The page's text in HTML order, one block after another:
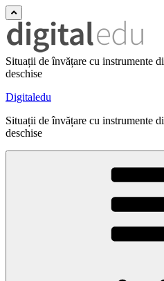
Situații de învățare cu instrumente
deschise
Digitaledu
Situații de învățare cu instrumente
deschise